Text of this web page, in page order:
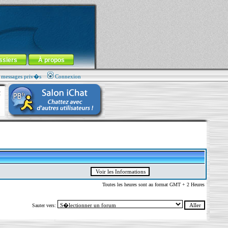
À propos
priv�s Connexion
Toutes les heures sont au format GMT + 2 Heures
Sauter vers: